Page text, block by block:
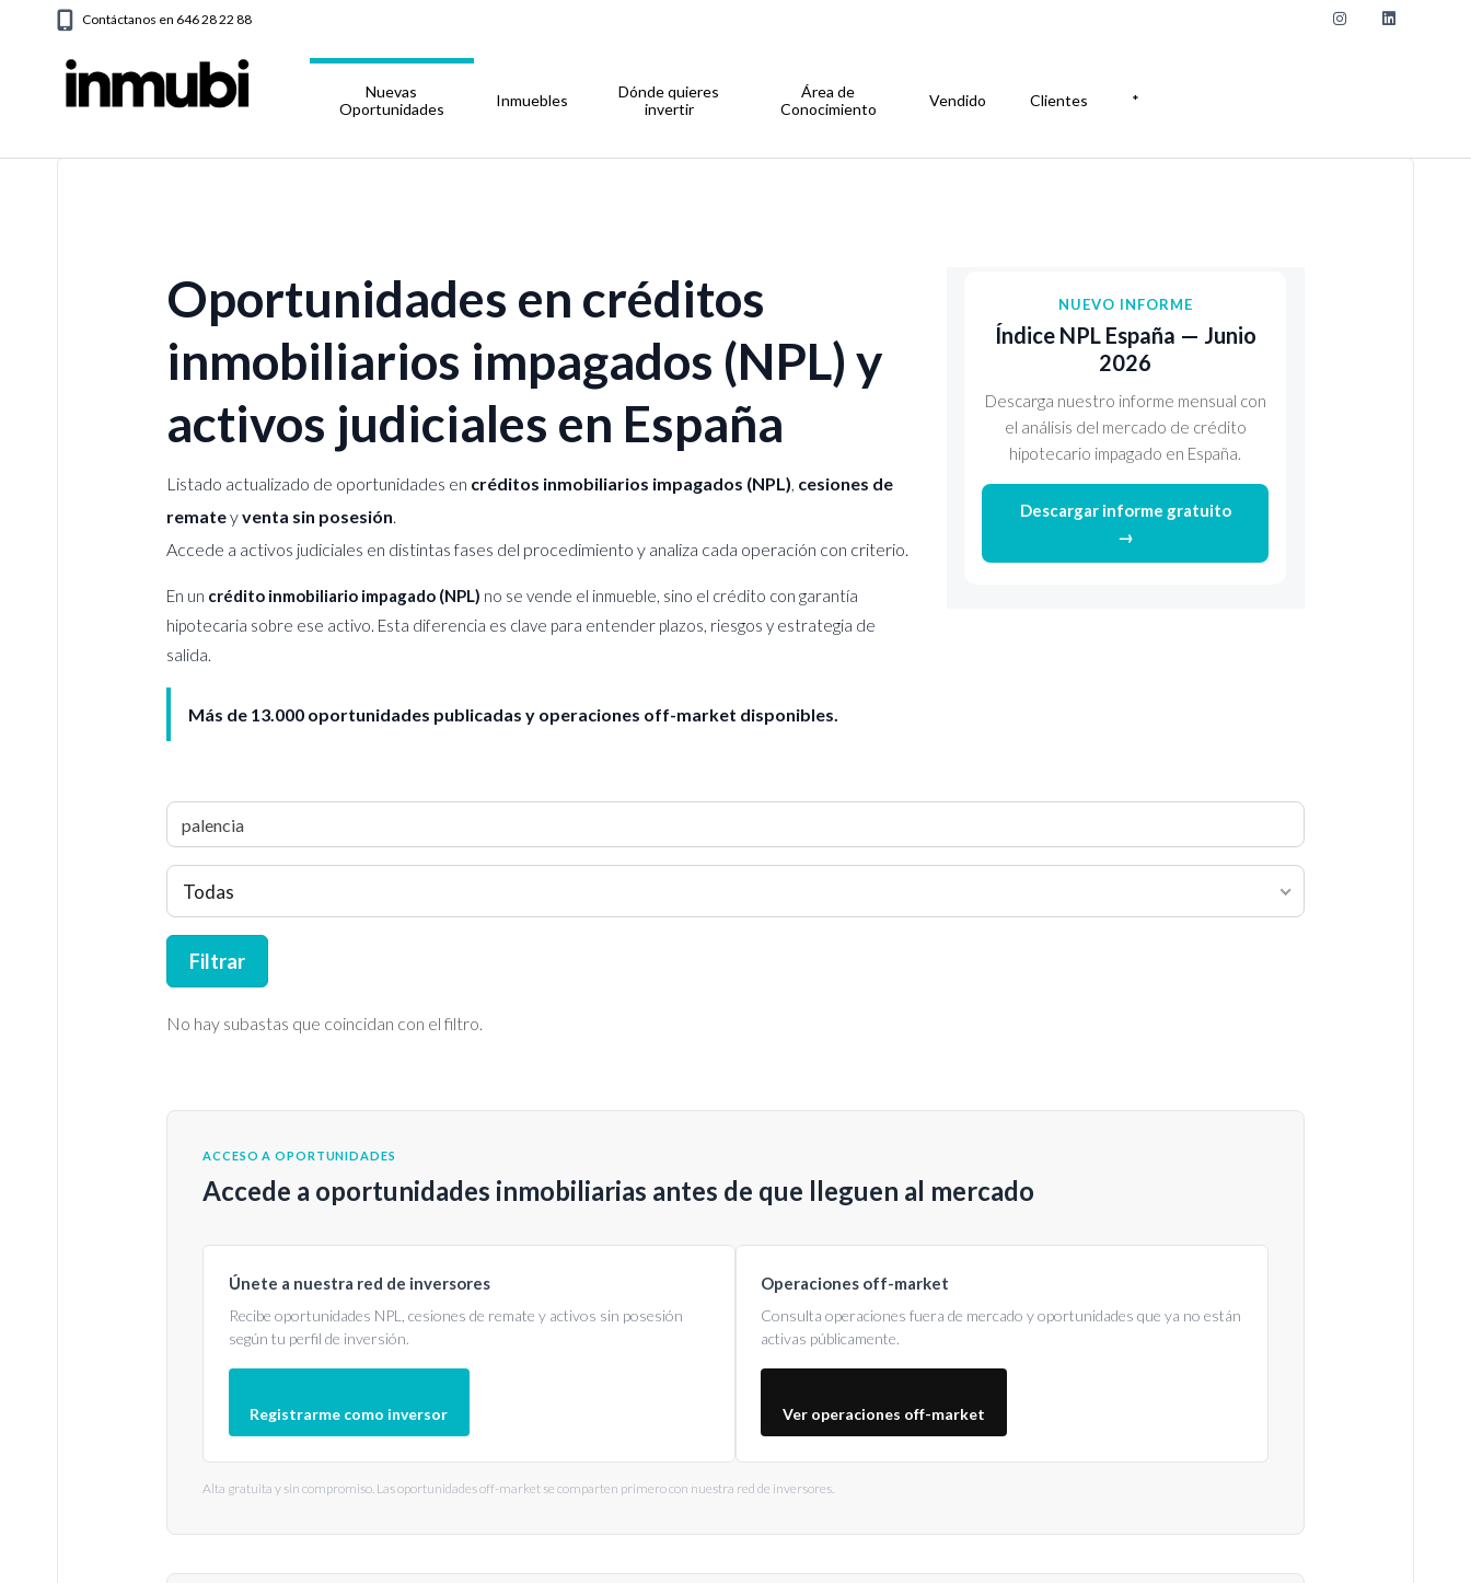
Contáctanos en 646 28 22 88
Nuevas
Oportunidades
Inmuebles
Dónde quieres
invertir
Área de
Conocimiento
Vendido Clientes *
Oportunidades en créditos
inmobiliarios impagados (NPL) y
activos judiciales en España
Listado actualizado de oportunidades en créditos inmobiliarios impagados (NPL), cesiones de
remateyventa sin posesión.
Accede a activos judiciales en distintas fases del procedimiento y analiza cada operación con criterio.
En un crédito inmobiliario impagado (NPL) no se vende el inmueble, sino el crédito con garantía
hipotecaria sobre ese activo. Esta diferencia es clave para entender plazos, riesgos y estrategia de
salida.
Más de 13.000 oportunidades publicadas y operaciones off-market disponibles.
NUEVO INFORME
Índice NPL España — Junio
2026
Descarga nuestro informe mensual con
el análisis del mercado de crédito
hipotecario impagado en España.
Descargar informe gratuito
→
Todas
Filtrar
No hay subastas que coincidan con el filtro.
ACCESO A OPORTUNIDADES
Accede a oportunidades inmobiliarias antes de que lleguen al mercado
Únete a nuestra red de inversores
Recibe oportunidades NPL, cesiones de remate y activos sin posesión
según tu perfil de inversión.
Registrarme como inversor
Operaciones off-market
Consulta operaciones fuera de mercado y oportunidades que ya no están
activas públicamente.
Ver operaciones off-market
Alta gratuita y sin compromiso. Las oportunidades off-market se comparten primero con nuestra red de inversores.